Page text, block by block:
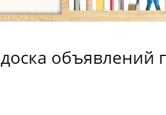
объявлений